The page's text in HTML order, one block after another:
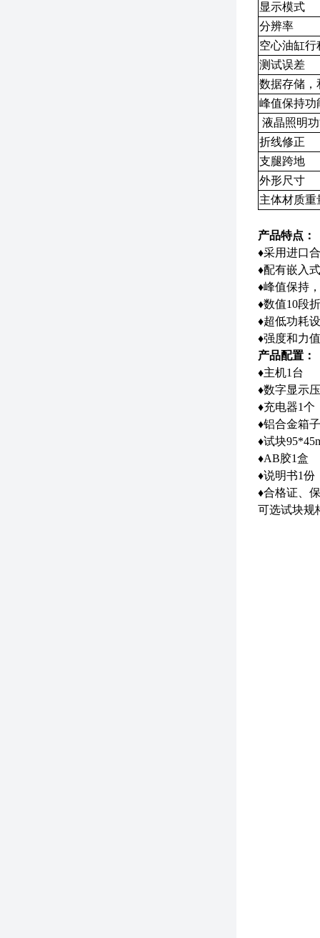
显示模式
分辨率
空心油缸行
测试误差
数据存储，
峰值保持功
液晶照明
折线修正
支腿跨地
外形尺寸
主体材质重
产品特点：
♦采用进口
♦配有嵌入
♦峰值保持
♦数值10段
♦超低功耗
♦强度和力
产品配置：
♦主机1台
♦数字显示
♦充电器1个
♦铝合金箱
♦试块
♦AB胶1盒
♦说明书1份
♦合格证、
可选试块规